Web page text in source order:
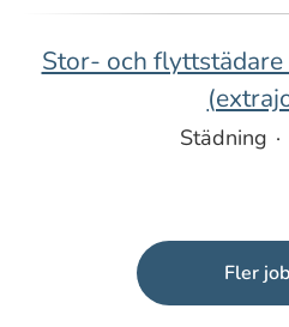
Stor- och
Städning ·
Fler